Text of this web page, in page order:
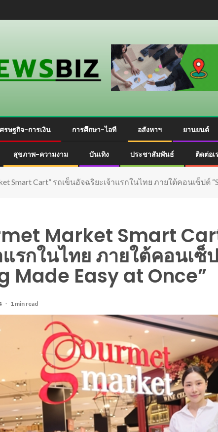
รษฐกิจ-การเงิน การศึกษา-ไอที อสังหาฯ ยานยนต์
สุขภาพ-ความงาม บันเทิง ประชาสัมพันธ์ ติดต่อเ
Smart Cart” รถเข็นอัจฉริยะเจ้าแรกในไทย ภายใต้คอนเซ็ปต์
Market Smart
แรกในไทย ภายใต้คอนเซ็
Made Easy at Once”
1 min read